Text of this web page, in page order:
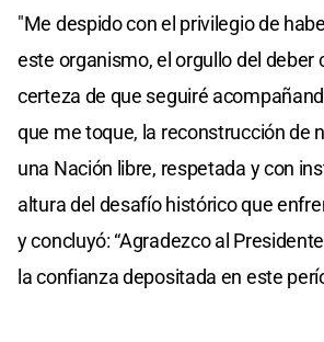
"Me despido con el privilegio de
este organismo, el orgullo del deber
certeza de que seguiré
que me toque, la reconstrucción de
una Nación libre, respetada y con
altura del desafío histórico que
y concluyó: “Agradezco al
la confianza depositada en este